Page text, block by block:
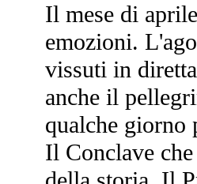
Il mese di
emozioni.
vissuti in
anche il
qualche giorno
Il Conclave